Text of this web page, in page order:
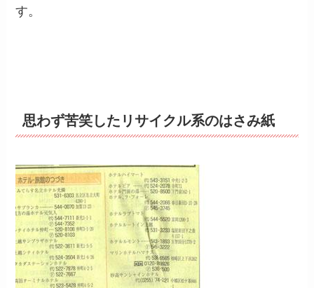
す。
思わず苦笑したリサイクル系のはさみ紙